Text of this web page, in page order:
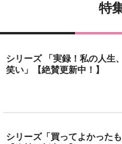
特
シリーズ 「実録！私の人生
笑い」【絶賛更新中！】
シリーズ「買ってよかったも